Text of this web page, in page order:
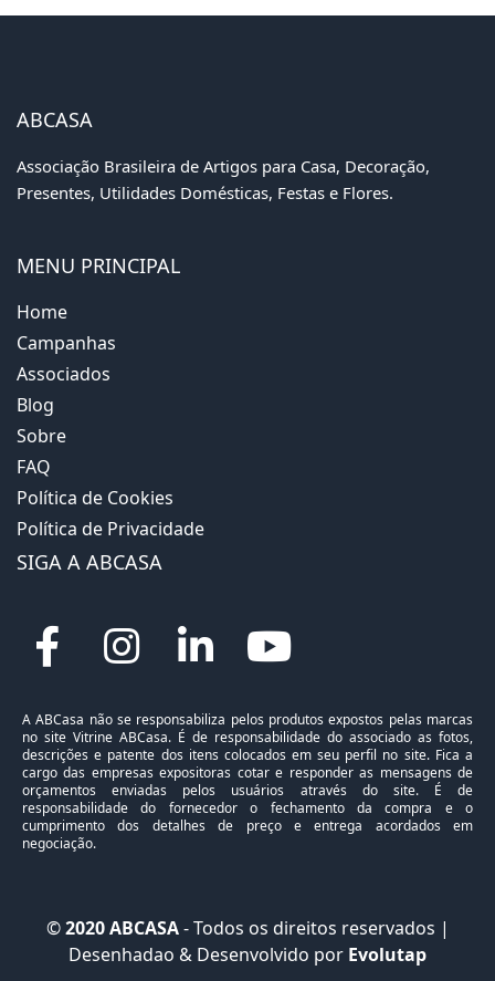
ABCASA
Associação Brasileira de Artigos para Casa, Decoração,
Presentes, Utilidades Domésticas, Festas e Flores.
MENU PRINCIPAL
Home
Campanhas
Associados
Blog
Sobre
FAQ
Política de Cookies
Política de Privacidade
SIGA A ABCASA
A ABCasa não se responsabiliza pelos produtos expostos pelas marcas
no site Vitrine ABCasa. É de responsabilidade do associado as fotos,
descrições e patente dos itens colocados em seu perfil no site. Fica a
cargo das empresas expositoras cotar e responder as mensagens de
orçamentos enviadas pelos usuários através do site. É de
responsabilidade do fornecedor o fechamento da compra e o
cumprimento dos detalhes de preço e entrega acordados em
negociação.
©2020 ABCASA- Todos os direitos reservados |
Desenhadao & Desenvolvido por Evolutap